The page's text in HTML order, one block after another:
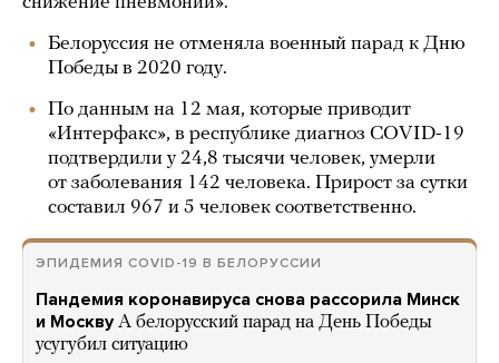
Белоруссия не отменяла военный парад к Дню
Победы в 2020 году.
По данным на 12 мая, которые приводит
«Интерфакс», в республике диагноз COVID-19
подтвердили у 24,8 тысячи человек, умерли
от заболевания 142 человека. Прирост за сутки
составил 967 и 5 человек соответственно.
ЭПИДЕМИЯ COVID-19 В БЕЛОРУССИИ
Пандемия коронавируса снова рассорила Минск
и Москву А белорусский парад на День Победы
усугубил ситуацию